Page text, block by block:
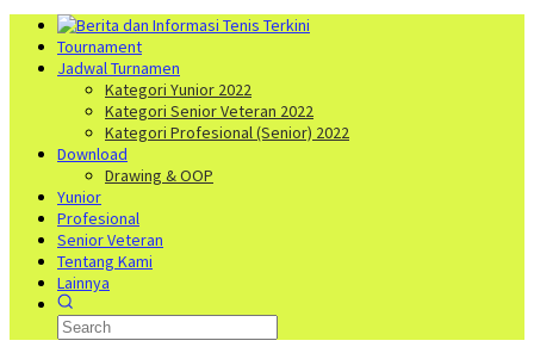
Tournament
Jadwal Turnamen
Kategori Yunior 2022
Kategori Senior Veteran 2022
Kategori Profesional (Senior) 2022
Download
Drawing & OOP
Yunior
Profesional
Senior Veteran
Tentang Kami
Lainnya